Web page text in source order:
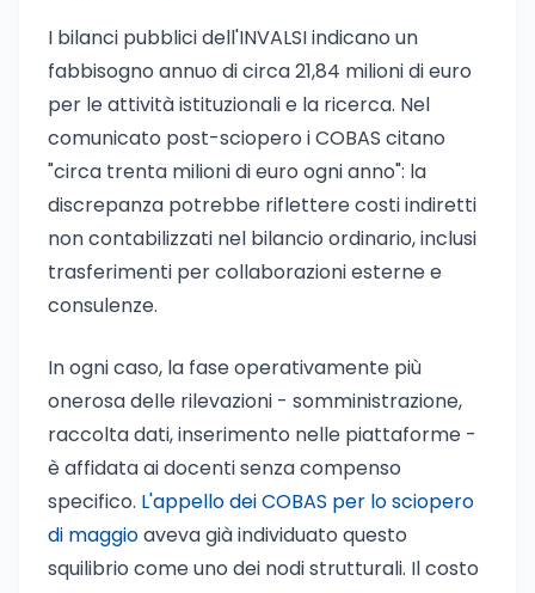
I bilanci pubblici dell'INVALSI indicano un
fabbisogno annuo di circa 21,84 milioni di euro
per le attività istituzionali e la ricerca. Nel
comunicato post-sciopero i COBAS citano
"circa trenta milioni di euro ogni anno": la
discrepanza potrebbe riflettere costi indiretti
non contabilizzati nel bilancio ordinario, inclusi
trasferimenti per collaborazioni esterne e
consulenze.
In ogni caso, la fase operativamente più
onerosa delle rilevazioni - somministrazione,
raccolta dati, inserimento nelle piattaforme -
è affidata ai docenti senza compenso
specifico. L'appello dei COBAS per lo sciopero
di maggioaveva già individuato questo
squilibrio come uno dei nodi strutturali. Il costo